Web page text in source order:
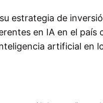
estrategia de
en IA en el país
artificial en